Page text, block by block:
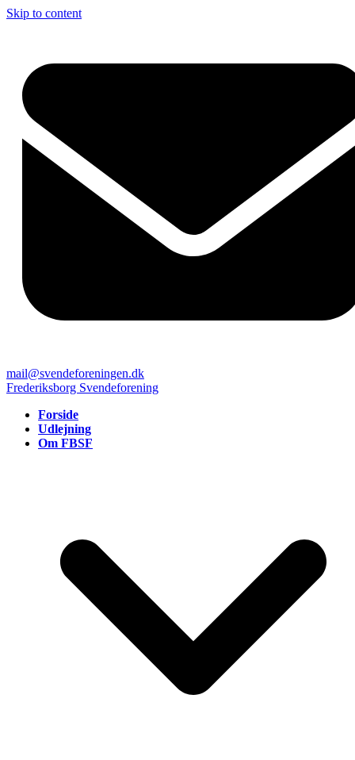
Skip to content
mail@svendeforeningen.dk
Frederiksborg Svendeforening
Forside
Udlejning
Om FBSF